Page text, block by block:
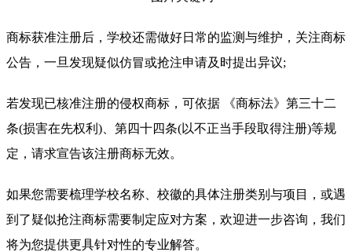
商标获准注册后，学校还需做好日常的监测与维护，关注商标
公告，一旦发现疑似仿冒或抢注申请及时提出异议;
若发现已核准注册的侵权商标，可依据 《商标法》第三十二
条(损害在先权利)、第四十四条(以不正当手段取得注册)等规
定，请求宣告该注册商标无效。
如果您需要梳理学校名称、校徽的具体注册类别与项目，或遇
到了疑似抢注商标需要制定应对方案，欢迎进一步咨询，我们
将为您提供更具针对性的专业解答。